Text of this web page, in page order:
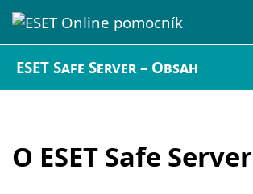
ESET Safe Server – Obsah
O ESET Safe Server